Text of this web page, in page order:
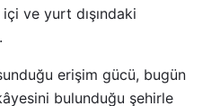
ve yurt dışındaki
erişim gücü, bugün
bulunduğu şehirle